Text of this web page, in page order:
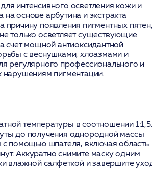
интенсивного осветления кожи и
основе арбутина и экстракта
причину появления пигментных пятен,
только осветляет существующие
счет мощной антиоксидантной
с веснушками, хлоазмами и
регулярного профессионального и
пигментации.
температуры в соотношении 1:1,5.
до получения однородной массы
с помощью шпателя, включая область
Аккуратно снимите маску одним
влажной салфеткой и завершите